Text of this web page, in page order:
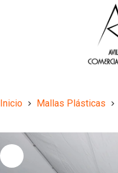
Inicio Mallas Plásticas